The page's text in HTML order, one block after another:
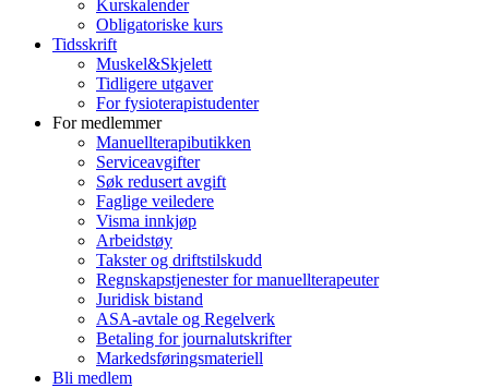
Kurskalender
Obligatoriske kurs
Tidsskrift
Muskel&Skjelett
Tidligere utgaver
For fysioterapistudenter
For medlemmer
Manuellterapibutikken
Serviceavgifter
Søk redusert avgift
Faglige veiledere
Visma innkjøp
Arbeidstøy
Takster og driftstilskudd
Regnskapstjenester for manuellterapeuter
Juridisk bistand
ASA-avtale og Regelverk
Betaling for journalutskrifter
Markedsføringsmateriell
Bli medlem